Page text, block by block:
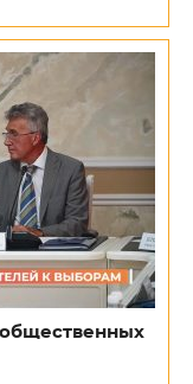
общественных